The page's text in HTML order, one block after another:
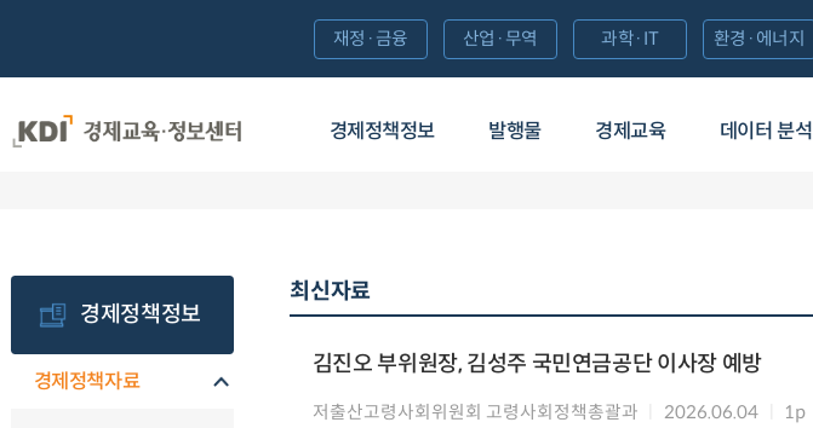
경제정책정보 발행물 경제교육 데이터 분석
재정·금융 산업·무역 과학·IT 환경·에너지
경제정책정보
경제정책자료
최신자료
김진오 부위원장, 김성주 국민연금공단 이사장 예방
저출산고령사회위원회 고령사회정책총괄과 2026.06.04 1p